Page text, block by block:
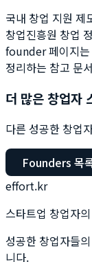
국내 창업 지원 제
창업진흥원 창업
founder 페이지는
정리하는 참고 문
더 많은 창업자
다른 성공한 창업
Founders 목
effort.kr
스타트업 창업자
성공한 창업자들
니다.